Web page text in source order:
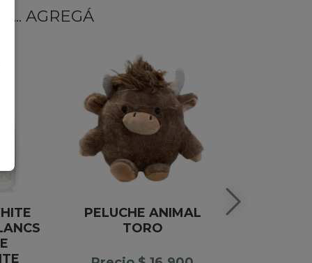
AGREGÁ
PELUCHE ANIMAL
TORO